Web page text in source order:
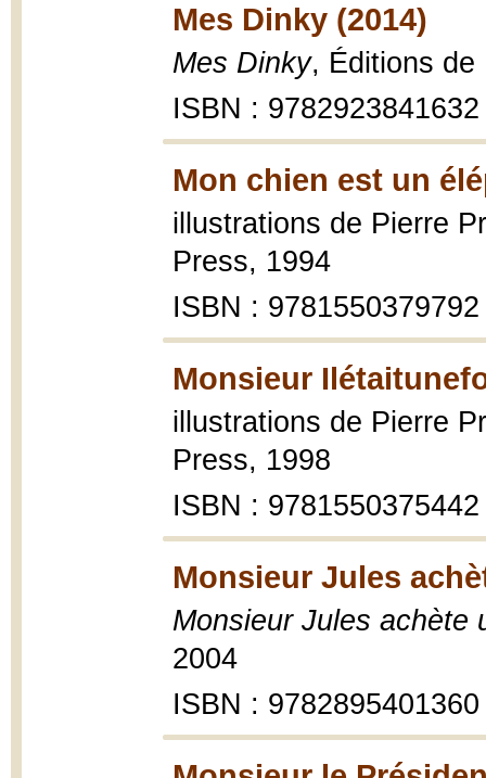
Mes Dinky (2014)
Mes Dinky, Éditions de
ISBN : 9782923841632
Mon chien est un
illustrations de Pierre
Press, 1994
ISBN : 9781550379792
Monsieur
illustrations de Pierre
Press, 1998
ISBN : 9781550375442
Monsieur Jules
Monsieur Jules achète
2004
ISBN : 9782895401360